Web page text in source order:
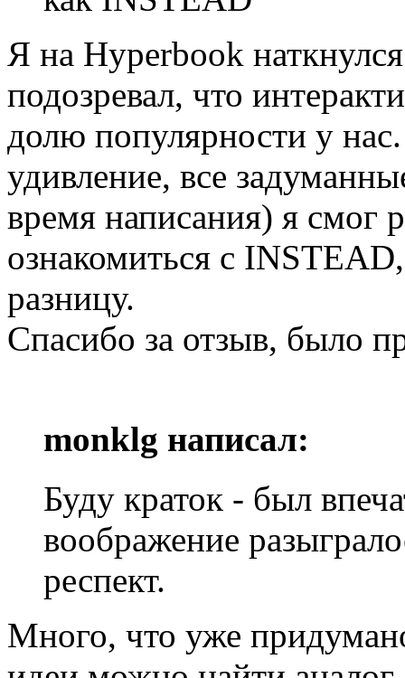
Я на Hyperbook
подозревал, что
долю популярности у
удивление, все
время написания) я смог
ознакомиться с
разницу.
Спасибо за отзыв, было
monklg написал:
Буду краток - был
воображение
респект.
Много, что уже